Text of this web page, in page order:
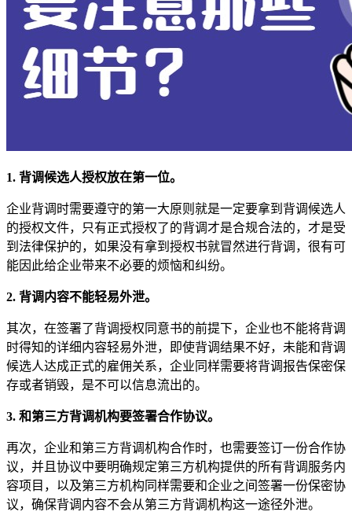
1. 背调候选人授权放在第一位。
企业背调时需要遵守的第一大原则就是一定要拿到背调候选人
的授权文件，只有正式授权了的背调才是合规合法的，才是受
到法律保护的，如果没有拿到授权书就冒然进行背调，很有可
能因此给企业带来不必要的烦恼和纠纷。
2. 背调内容不能轻易外泄。
其次，在签署了背调授权同意书的前提下，企业也不能将背调
时得知的详细内容轻易外泄，即使背调结果不好，未能和背调
候选人达成正式的雇佣关系，企业同样需要将背调报告保密保
存或者销毁，是不可以信息流出的。
3. 和第三方背调机构要签署合作协议。
再次，企业和第三方背调机构合作时，也需要签订一份合作协
议，并且协议中要明确规定第三方机构提供的所有背调服务内
容项目，以及第三方机构同样需要和企业之间签署一份保密协
议，确保背调内容不会从第三方背调机构这一途径外泄。